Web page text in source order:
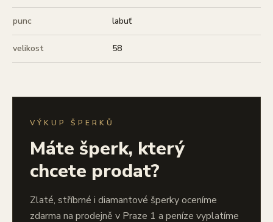
punc labuť
velikost 58
VÝKUP ŠPERKŮ
Máte šperk, který
chcete prodat?
Zlaté, stříbrné i diamantové šperky oceníme
zdarma na prodejně v Praze 1 a peníze vyplatíme